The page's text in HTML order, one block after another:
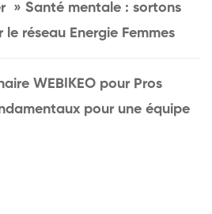
» Santé mentale : sortons
réseau Energie Femmes
WEBIKEO pour Pros
pour une équipe